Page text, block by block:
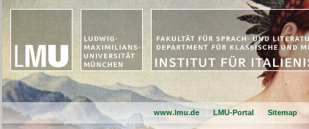
www.lmu.de LMU-Portal Sitemap